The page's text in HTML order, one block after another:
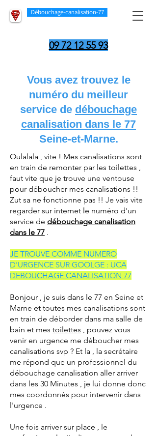
Débouchage-canalisation-77
09 72 12 55 93
Vous avez trouvez le
numéro du meilleur
service de débouchage
canalisation dans le 77
Seine-et-Marne.
Oulalala , vite ! Mes canalisations sont
en train de remonter par les toilettes ,
faut vite que je trouve une ventouse
pour déboucher mes canalisations !!
Zut sa ne fonctionne pas !! Je vais vite
regarder sur internet le numéro d'un
service de débouchage canalisation
dans le 77 .
JE TROUVE COMME NUMERO
D'URGENCE SUR GOOLGE : UCA
DEBOUCHAGE CANALISATION 77
Bonjour , je suis dans le 77 en Seine et
Marne et toutes mes canalisations sont
en train de déborder dans ma salle de
bain et mes toilettes , pouvez vous
venir en urgence me déboucher mes
canalisations svp ? Et la , la secrétaire
me répond que un professionnel du
débouchage canalisation aller arriver
dans les 30 Minutes , je lui donne donc
mes coordonnés pour intervenir dans
l'urgence .
Une fois arriver sur place , le